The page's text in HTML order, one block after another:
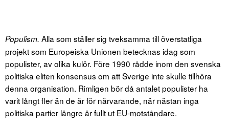
Populism. Alla som ställer sig tveksamma till överstatliga
projekt som Europeiska Unionen betecknas idag som
populister, av olika kulör. Före 1990 rådde inom den svenska
politiska eliten konsensus om att Sverige inte skulle tillhöra
denna organisation. Rimligen bör då antalet populister ha
varit långt fler än de är för närvarande, när nästan inga
politiska partier längre är fullt ut EU-motståndare.